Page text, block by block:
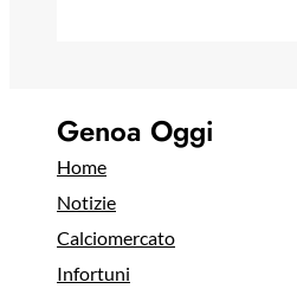
Genoa Oggi
Home
Notizie
Calciomercato
Infortuni